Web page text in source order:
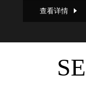
查看详情